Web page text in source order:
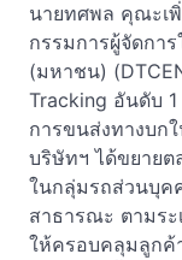
นายทศพล คุณะเ
กรรมการผู้จัดกา
(มหาชน)
Tracking อันดับ
การขนส่งทางบก
บริษัทฯ ได้ขยายต
ในกลุ่มรถส่วนบุค
สาธารณะ ตามระ
ให้ครอบคลุมลูก